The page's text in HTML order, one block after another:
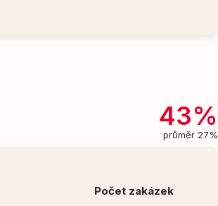
43%
průměr 27%
Počet zakázek